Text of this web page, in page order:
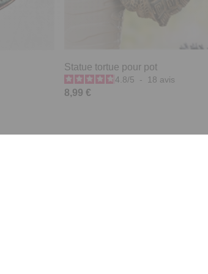
Statue tortue pour pot
4.8/5 - 18 avis
8,99 €